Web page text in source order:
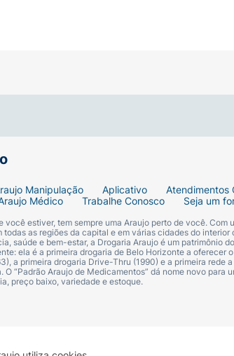
Use diariamente antes da exposição
Manipulação Aplicativo Atendimentos
Médico Trabalhe Conosco Seja um
você estiver, tem sempre uma Araujo perto de você.
todas as regiões da capital e em várias cidades do
saúde e bem-estar, a Drogaria Araujo é um patrimônio
ela é a primeira drogaria de Belo Horizonte a
a primeira drogaria Drive-Thru (1990) e a primeira
O “Padrão Araujo de Medicamentos” dá nome novo
preço baixo, variedade e estoque.